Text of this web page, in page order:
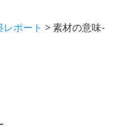
レポート >素材の意味-